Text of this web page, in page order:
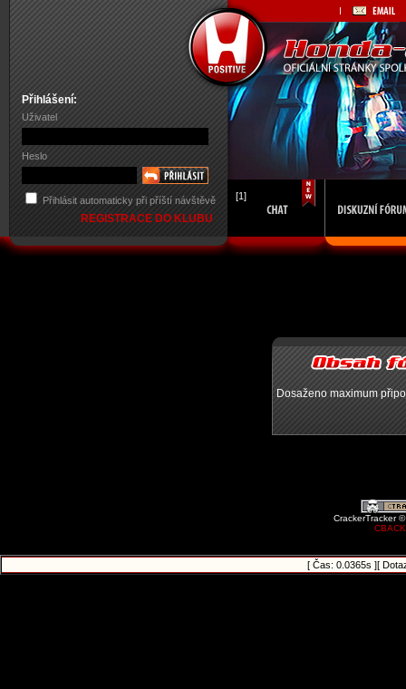
Přihlášení:
Uživatel
Heslo
Přihlásit automaticky při příští návštěvě
REGISTRACE DO KLUBU
[1]
Dosaženo maximum
CrackerTracker
[ Čas: 0.0365s ][